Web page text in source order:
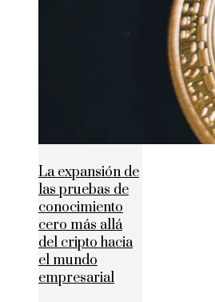
La expansión de
las pruebas de
conocimiento
cero más allá
del cripto hacia
el mundo
empresarial